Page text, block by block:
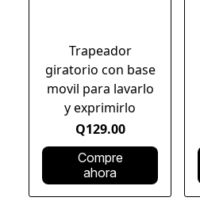
Trapeador
giratorio con base
movil para lavarlo
y exprimirlo
Q129.00
Compre
ahora